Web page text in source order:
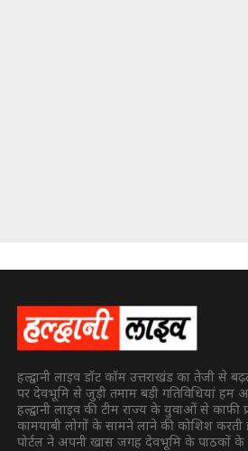
हल्द्वानी लाइव डॉट कॉम उत्तराखंड का तेजी से
पर देवभूमि से जुड़ी तमाम बड़ी गतिविधियां हम
हल्द्वानी लाइव की टीम राज्य के युवाओं से काफी
कामयाबी लोगों के सामने लाने की कोशिश
पोर्टल ने अपनी खास जगह देवभूमि के पाठकों के